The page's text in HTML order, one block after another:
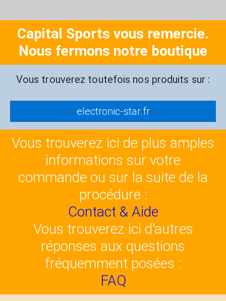
Capital Sports vous remercie.
Nous fermons notre boutique
Vous trouverez toutefois nos produits sur :
electronic-star.fr
Vous trouverez ici de plus amples
informations sur votre
commande ou sur la suite de la
procédure :
Contact & Aide
Vous trouverez ici d'autres
réponses aux questions
fréquemment posées :
FAQ